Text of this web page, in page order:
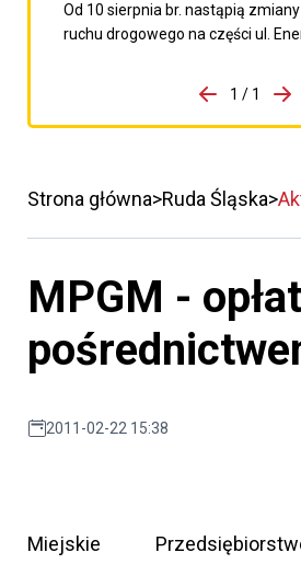
Od 10 sierpnia br. nastąpią
ruchu drogowego na części ul.
porzpedniego komunikatu
1 / 1
Strona główna Ruda Śląska
MPGM -
2011-02-22 15:38
Miejskie